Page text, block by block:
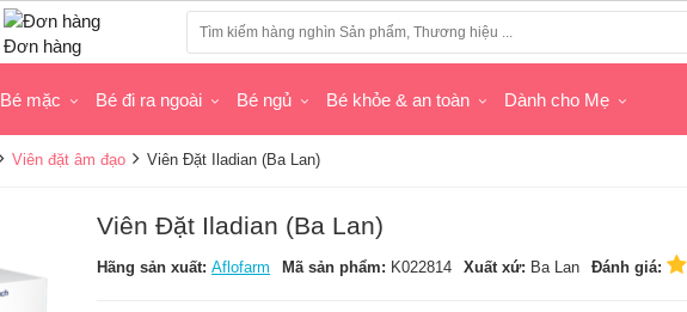
Đơn hàng
Bé mặc Bé đi ra ngoài Bé ngủ Bé khỏe & an toàn Dành cho Mẹ
Viên đặt âm đạo Viên Đặt Iladian (Ba Lan)
Viên Đặt Iladian (Ba Lan)
Hãng sản xuất: Aflofarm Mã sản phẩm: K022814 Xuất xứ: Ba Lan Đánh giá: